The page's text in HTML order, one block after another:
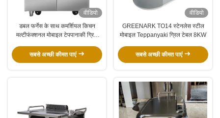
वीडियो
डबल फर्नेस के साथ कमर्शियल किचन
मल्टीफंक्शनल मोबाइल टेपपानाकी ग्रिल
सबसे अच्छी कीमत पाएं
वीडियो
GREENARK TO14 स्टेनलेस स्टील
मोबाइल Teppanyaki ग्रिल टेबल 8KW
सबसे अच्छी कीमत पाएं